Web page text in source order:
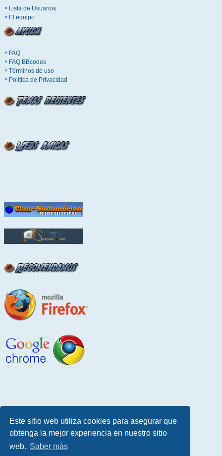
Este sitio web utiliza cookies para asegurar que
obtenga la mejor experiencia en nuestro sitio
web. Saber más
Lista de Usuarios
El equipo
FAQ
FAQ BBcodes
Términos de uso
Política de Privacidad